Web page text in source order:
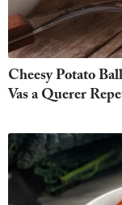
Cheesy Potato
Vas a Querer